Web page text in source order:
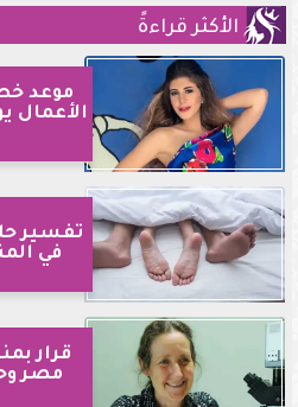
الأكثر قراءةً
موعد
تفسير
في
قرار
مصر